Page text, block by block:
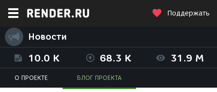
Поддержать
Новости
10.0 K 68.3 K 31.9 M
О ПРОЕКТЕ БЛОГ ПРОЕКТА